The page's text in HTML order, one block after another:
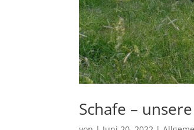
Schafe –